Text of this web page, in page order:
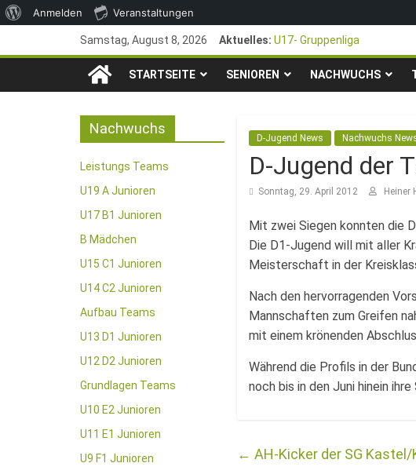
Über
Anmelden Veranstaltungen
Inhalt
Samstag, August 8, 2026 Aktuelles: U17- Gruppenliga
*U17-Junioren steigen in
47. Otto Walter
1. Mai – Charity-
TSG
1846
e.V.
Mainz-
Kastel
STARTSEITE SENIOREN NACHWUCHS
D-Jugend News Nachwuchs
D-Jugend der
Sonntag, 29. April 2012 Heiner
Mit zwei Siegen konnten die
Die D1-Jugend will mit aller
Meisterschaft in der
Nach den hervorragenden
Mannschaften zum Greifen
mit einem krönenden
Während die Profils in der
noch bis in den Juni hinein
← AH-Kicker der SG
Nachwuchs
Leistungs Teams
U19 A Junioren
U17 B1 Junioren
B Mädchen
U15 C1 Junioren
U14 C2 Junioren
Aufbau Teams
U13 D1 Junioren
U12 D2 Junioren
Grundlagen Teams
U10 E2 Junioren
U11 E1 Junioren
U9 F1 Junioren